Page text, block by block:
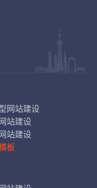
网站建设
站建设
站建设
板